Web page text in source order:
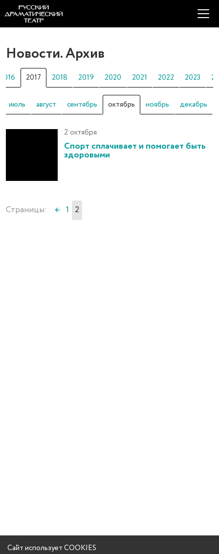
Новости. Архив
2016 2017 2018 2019 2020 2021 2022 2023
июль август сентябрь октябрь ноябрь декабрь
2 октября
Спорт сплачивает и помогает быть
здоровыми
Страницы: ← 1 2
Сайт использует COOKIES